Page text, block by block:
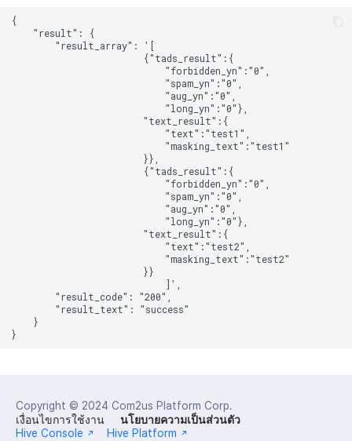
Copyright © 2024 Com2us Platform Corp.
เงื่อนไขการใช้งาน
นโยบายความเป็นส่วนตัว
Hive Console
Hive Platform